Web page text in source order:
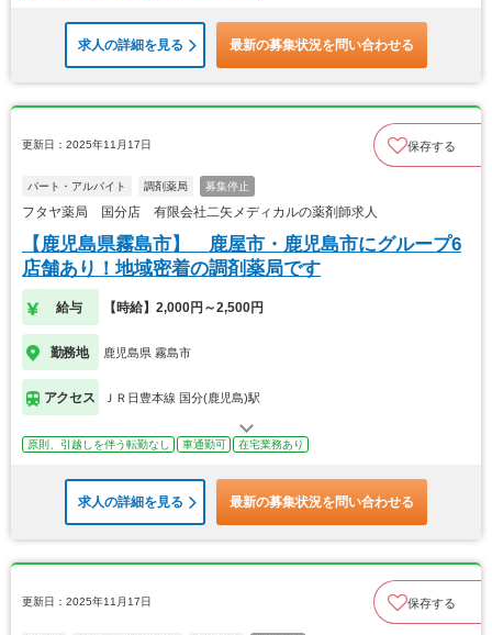
求人の詳細を見る 最新の募集状況を問い合わせる
更新日：2025年11月17日 保存する
パート・アルバイト 調剤薬局 募集停止
フタヤ薬局 国分店 有限会社二矢メディカルの薬剤師求人
【鹿児島県霧島市】 鹿屋市・鹿児島市にグループ6
店舗あり！地域密着の調剤薬局です
給与 【時給】2,000円～2,500円
勤務地 鹿児島県 霧島市
アクセス ＪＲ日豊本線 国分(鹿児島)駅
原則、引越しを伴う転勤なし 車通勤可 在宅業務あり
求人の詳細を見る 最新の募集状況を問い合わせる
更新日：2025年11月17日 保存する